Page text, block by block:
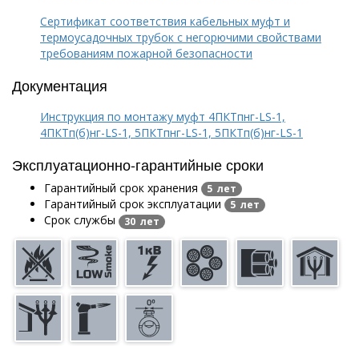
Сертификат соответствия кабельных муфт и
термоусадочных трубок с негорючими свойствами
требованиям пожарной безопасности
Документация
Инструкция по монтажу муфт 4ПКТпнг-LS-1,
4ПКТп(б)нг-LS-1, 5ПКТпнг-LS-1, 5ПКТп(б)нг-LS-1
Эксплуатационно-гарантийные сроки
Гарантийный срок хранения 5 лет
Гарантийный срок эксплуатации 5 лет
Срок службы 30 лет